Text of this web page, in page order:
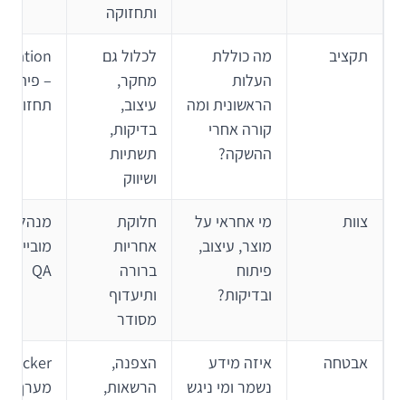
ותחזוקה
תקציב
מה כוללת
העלות
הראשונית ומה
קורה אחרי
ההשקה?
לכלול גם
מחקר,
עיצוב,
בדיקות,
תשתיות
ושיווק
–
תחזוקה
צוות
מי אחראי על
מוצר, עיצוב,
פיתוח
ובדיקות?
חלוקת
אחריות
ברורה
ותיעדוף
מסודר
QA
אבטחה
איזה מידע
נשמר ומי ניגש
הצפנה,
הרשאות,
מערך